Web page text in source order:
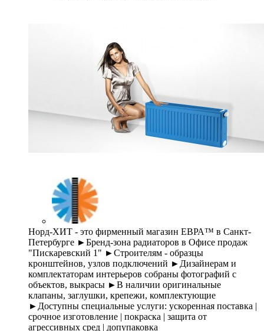
Норд-ХИТ - это фирменный магазин ЕВРА™ в Санкт-
Петербурге ►Бренд-зона радиаторов в Офисе продаж
"Пискаревский 1" ►Строителям - образцы
кронштейнов, узлов подключений ►Дизайнерам и
комплектаторам интерьеров собраны фотографий с
объектов, выкрасы ►В наличии оригинальные
клапаны, заглушки, крепежи, комплектующие
►Доступны специальные услуги: ускоренная поставка |
срочное изготовление | покраска | защита от
агрессивных сред | допупаковка